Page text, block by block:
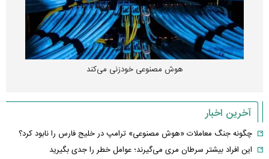
هوش مصنوعی خودزنی می‌کند
آخرین اخبار
چگونه جنگ معاملات «هوش مصنوعی» ترامپ در خلیج فارس را نابود کرد؟
این افراد بیشتر سرطان مری می‌گیرند؛ عوامل خطر را جدی بگیرید